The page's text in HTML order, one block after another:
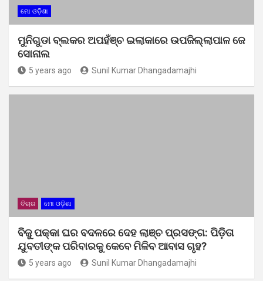
ମୋ ଓଡ଼ିଶା
ମୁନିଗୁଡା ବ୍ଲକର ଅପହଁଞ୍ଚ ଇଲାକାରେ ଉପଜିଲ୍ଲାପାଳ ଜେ
ସୋନାଲ
5 years ago Sunil Kumar Dhangadamajhi
ବିଚାର ମୋ ଓଡ଼ିଶା
ବିଜୁ ପକ୍କା ଘର ବଦଳରେ ଦେହ ଲାଞ୍ଚ ପ୍ରସଙ୍ଗ: ପିଡ଼ିତା
ଯୁବତୀଙ୍କ ପରିବାରକୁ କେବେ ମିଳିବ ଆବାସ ଗୃହ?
5 years ago Sunil Kumar Dhangadamajhi